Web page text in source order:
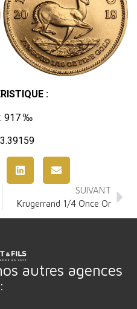
:
917 ‰
3.39159
SUIVANT
Krugerrand 1/4 Once Or
autres agences
: